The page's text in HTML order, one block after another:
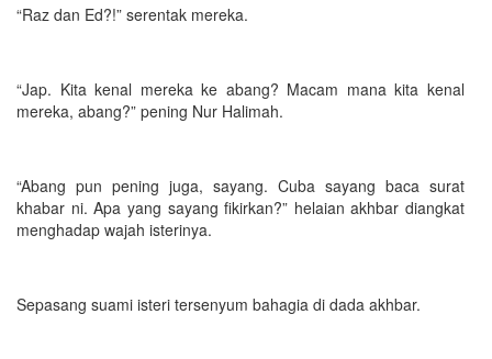
“Raz dan Ed?!” serentak mereka.
“Jap. Kita kenal mereka ke abang? Macam mana kita kenal
mereka, abang?” pening Nur Halimah.
“Abang pun pening juga, sayang. Cuba sayang baca surat
khabar ni. Apa yang sayang fikirkan?” helaian akhbar diangkat
menghadap wajah isterinya.
Sepasang suami isteri tersenyum bahagia di dada akhbar.